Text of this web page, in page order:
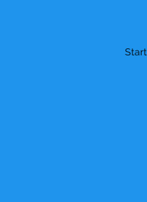
Start